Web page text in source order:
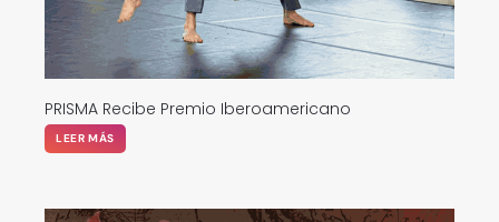
PRISMA Recibe Premio Iberoamericano
LEER MÁS